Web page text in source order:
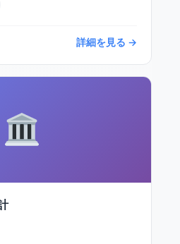
詳細を見る →